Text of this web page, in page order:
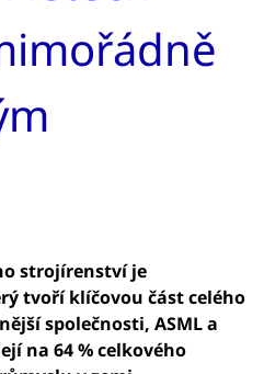
strojírenství je
tvoří klíčovou část celého
společnosti, ASML a
na 64 % celkového